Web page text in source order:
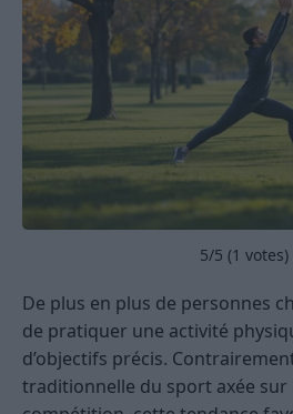
5/5 (1 votes)
De plus en plus de personnes
de pratiquer une activité
d’objectifs précis.
traditionnelle du sport axée